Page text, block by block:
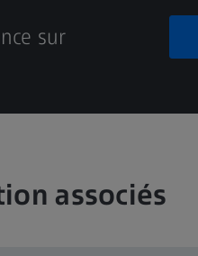
sur
associés